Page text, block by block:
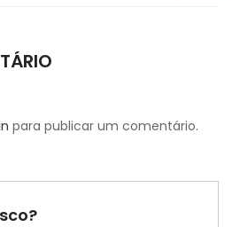
para publicar um comentário.